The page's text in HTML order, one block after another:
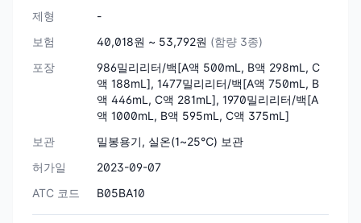
제형
-
보험
40,018원 ~ 53,792원 (함량 3종)
포장
986밀리리터/백[A액 500mL, B액 298mL, C
액 188mL], 1477밀리리터/백[A액 750mL, B
액 446mL, C액 281mL], 1970밀리리터/백[A
액 1000mL, B액 595mL, C액 375mL]
보관
밀봉용기, 실온(1~25℃) 보관
허가일
2023-09-07
ATC 코드
B05BA10